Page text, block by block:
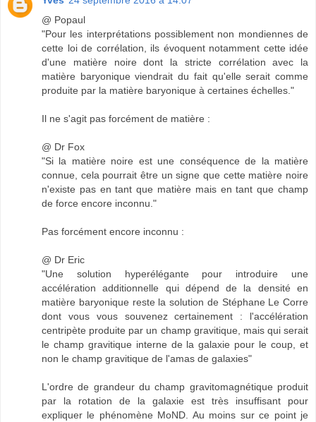
@ Popaul
"Pour les interprétations possiblement non mondiennes de
cette loi de corrélation, ils évoquent notamment cette idée
d'une matière noire dont la stricte corrélation avec la
matière baryonique viendrait du fait qu'elle serait comme
produite par la matière baryonique à certaines échelles."
Il ne s'agit pas forcément de matière :
@ Dr Fox
"Si la matière noire est une conséquence de la matière
connue, cela pourrait être un signe que cette matière noire
n'existe pas en tant que matière mais en tant que champ
de force encore inconnu."
Pas forcément encore inconnu :
@ Dr Eric
"Une solution hyperélégante pour introduire une
accélération additionnelle qui dépend de la densité en
matière baryonique reste la solution de Stéphane Le Corre
dont vous vous souvenez certainement : l'accélération
centripète produite par un champ gravitique, mais qui serait
le champ gravitique interne de la galaxie pour le coup, et
non le champ gravitique de l'amas de galaxies"
L'ordre de grandeur du champ gravitomagnétique produit
par la rotation de la galaxie est très insuffisant pour
expliquer le phénomène MoND. Au moins sur ce point je